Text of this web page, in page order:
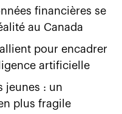
financières se
au Canada
pour encadrer
artificielle
jeunes : un
plus fragile